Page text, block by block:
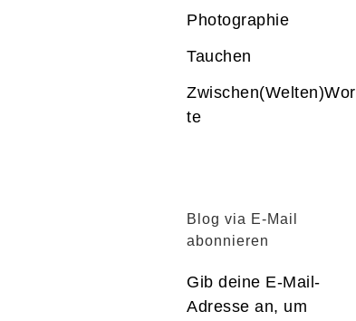
Photographie
Tauchen
Zwischen(Welten)Wor
te
Blog via E-Mail
abonnieren
Gib deine E-Mail-
Adresse an, um